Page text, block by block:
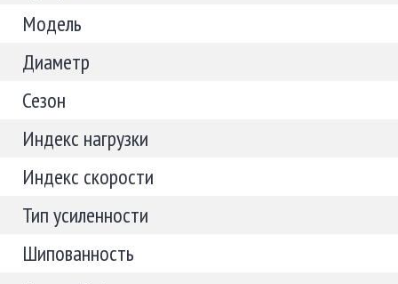
Модель
Диаметр
Сезон
Индекс нагрузки
Индекс скорости
Тип усиленности
Шипованность